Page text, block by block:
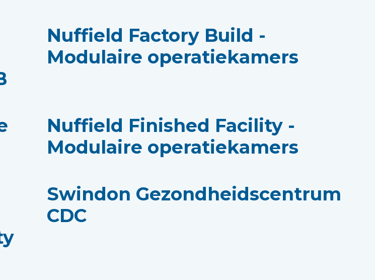
Nuffield Factory Build -
Modulaire operatiekamers
Nuffield Finished Facility -
Modulaire operatiekamers
Swindon Gezondheidscentrum
CDC